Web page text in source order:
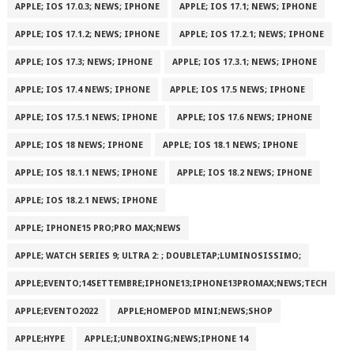
APPLE; IOS 17.0.3; NEWS; IPHONE APPLE; IOS 17.1; NEWS; IPHONE
APPLE; IOS 17.1.2; NEWS; IPHONE APPLE; IOS 17.2.1; NEWS; IPHONE
APPLE; IOS 17.3; NEWS; IPHONE APPLE; IOS 17.3.1; NEWS; IPHONE
APPLE; IOS 17.4 NEWS; IPHONE APPLE; IOS 17.5 NEWS; IPHONE
APPLE; IOS 17.5.1 NEWS; IPHONE APPLE; IOS 17.6 NEWS; IPHONE
APPLE; IOS 18 NEWS; IPHONE APPLE; IOS 18.1 NEWS; IPHONE
APPLE; IOS 18.1.1 NEWS; IPHONE APPLE; IOS 18.2 NEWS; IPHONE
APPLE; IOS 18.2.1 NEWS; IPHONE
APPLE; IPHONE15 PRO;PRO MAX;NEWS
APPLE; WATCH SERIES 9; ULTRA 2: ; DOUBLETAP;LUMINOSISSIMO;
APPLE;EVENTO;14SETTEMBRE;IPHONE13;IPHONE13PROMAX;NEWS;TECH
APPLE;EVENTO2022 APPLE;HOMEPOD MINI;NEWS;SHOP
APPLE;HYPE APPLE;I;UNBOXING;NEWS;IPHONE 14